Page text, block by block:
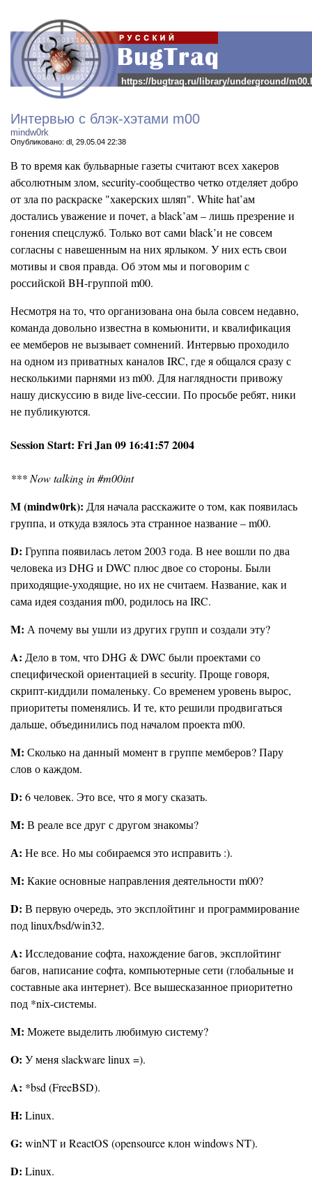
https://bugtraq.ru/library/underground/
Интервью с блэк-хэтами m00
mindw0rk
Опубликовано: dl, 29.05.04 22:38
В то время как бульварные газеты считают всех хакеров
абсолютным злом, security-сообщество четко отделяет добро
от зла по раскраске "хакерских шляп". White hat’ам
достались уважение и почет, а black’ам – лишь презрение и
гонения спецслужб. Только вот сами black’и не совсем
согласны с навешенным на них ярлыком. У них есть свои
мотивы и своя правда. Об этом мы и поговорим с
российской BH-группой m00.
Несмотря на то, что организована она была совсем недавно,
команда довольно известна в комьюнити, и квалификация
ее мемберов не вызывает сомнений. Интервью проходило
на одном из приватных каналов IRC, где я общался сразу с
несколькими парнями из m00. Для наглядности привожу
нашу дискуссию в виде live-сессии. По просьбе ребят, ники
не публикуются.
Session Start: Fri Jan 09 16:41:57 2004
*** Now talking in #m00int
M (mindw0rk): Для начала расскажите о том, как появилась
группа, и откуда взялось эта странное название – m00.
D: Группа появилась летом 2003 года. В нее вошли по два
человека из DHG и DWC плюс двое со стороны. Были
приходящие-уходящие, но их не считаем. Название, как и
сама идея создания m00, родилось на IRC.
M: А почему вы ушли из других групп и создали эту?
A: Дело в том, что DHG & DWC были проектами со
специфической ориентацией в security. Проще говоря,
скрипт-киддили помаленьку. Со временем уровень вырос,
приоритеты поменялись. И те, кто решили продвигаться
дальше, объединились под началом проекта m00.
M: Сколько на данный момент в группе мемберов? Пару
слов о каждом.
D: 6 человек. Это все, что я могу сказать.
М: В реале все друг с другом знакомы?
А: Не все. Но мы собираемся это исправить :).
M: Какие основные направления деятельности m00?
D: В первую очередь, это эксплойтинг и программирование
под linux/bsd/win32.
A: Исследование софта, нахождение багов, эксплойтинг
багов, написание софта, компьютерные сети (глобальные и
составные ака интернет). Все вышесказанное приоритетно
под *nix-системы.
M: Можете выделить любимую систему?
O: У меня slackware linux =).
A: *bsd (FreeBSD).
H: Linux.
G: winNT и ReactOS (opensource клон windows NT).
D: Linux.